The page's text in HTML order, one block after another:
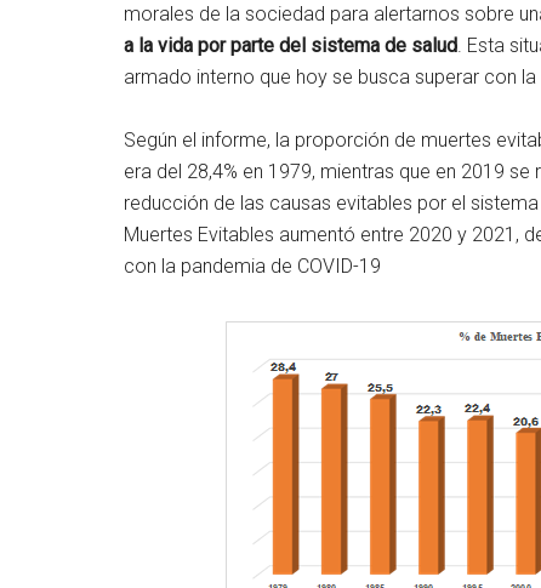
morales de la sociedad para alertarnos sobre
a la vida por parte del sistema de salud. Esta
armado interno que hoy se busca superar con
Según el informe, la proporción de muertes
era del 28,4% en 1979, mientras que en 2019
reducción de las causas evitables por el
Muertes Evitables aumentó entre 2020 y 2021,
con la pandemia de COVID-19